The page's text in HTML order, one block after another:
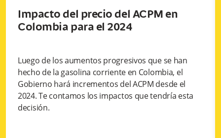
Impacto del precio del ACPM en
Colombia para el 2024
Luego de los aumentos progresivos que se han
hecho de la gasolina corriente en Colombia, el
Gobierno hará incrementos del ACPM desde el
2024. Te contamos los impactos que tendría esta
decisión.